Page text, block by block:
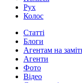
Рух
Колос
Статті
Блоги
Агентам на
Агенти
Фото
Відео